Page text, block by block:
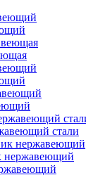
стали
нержавеющий